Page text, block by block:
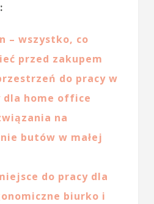
– wszystko, co
przed zakupem
do pracy w
dla home office
na
butów w małej
do pracy dla
biurko i